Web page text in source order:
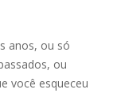
anos, ou só
ou
você esqueceu